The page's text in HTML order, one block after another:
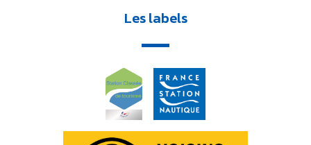
Les labels